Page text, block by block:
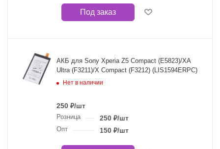
Под заказ
АКБ для Sony Xperia Z5 Compact (E5823)/XA
Ultra (F3211)/X Compact (F3212) (LIS1594ERPC)
Нет в наличии
250 ₽/шт
Розница 250₽/шт
Опт 150₽/шт